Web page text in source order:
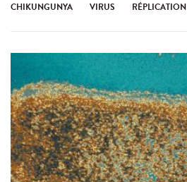
CHIKUNGUNYA VIRUS RÉPLICATION